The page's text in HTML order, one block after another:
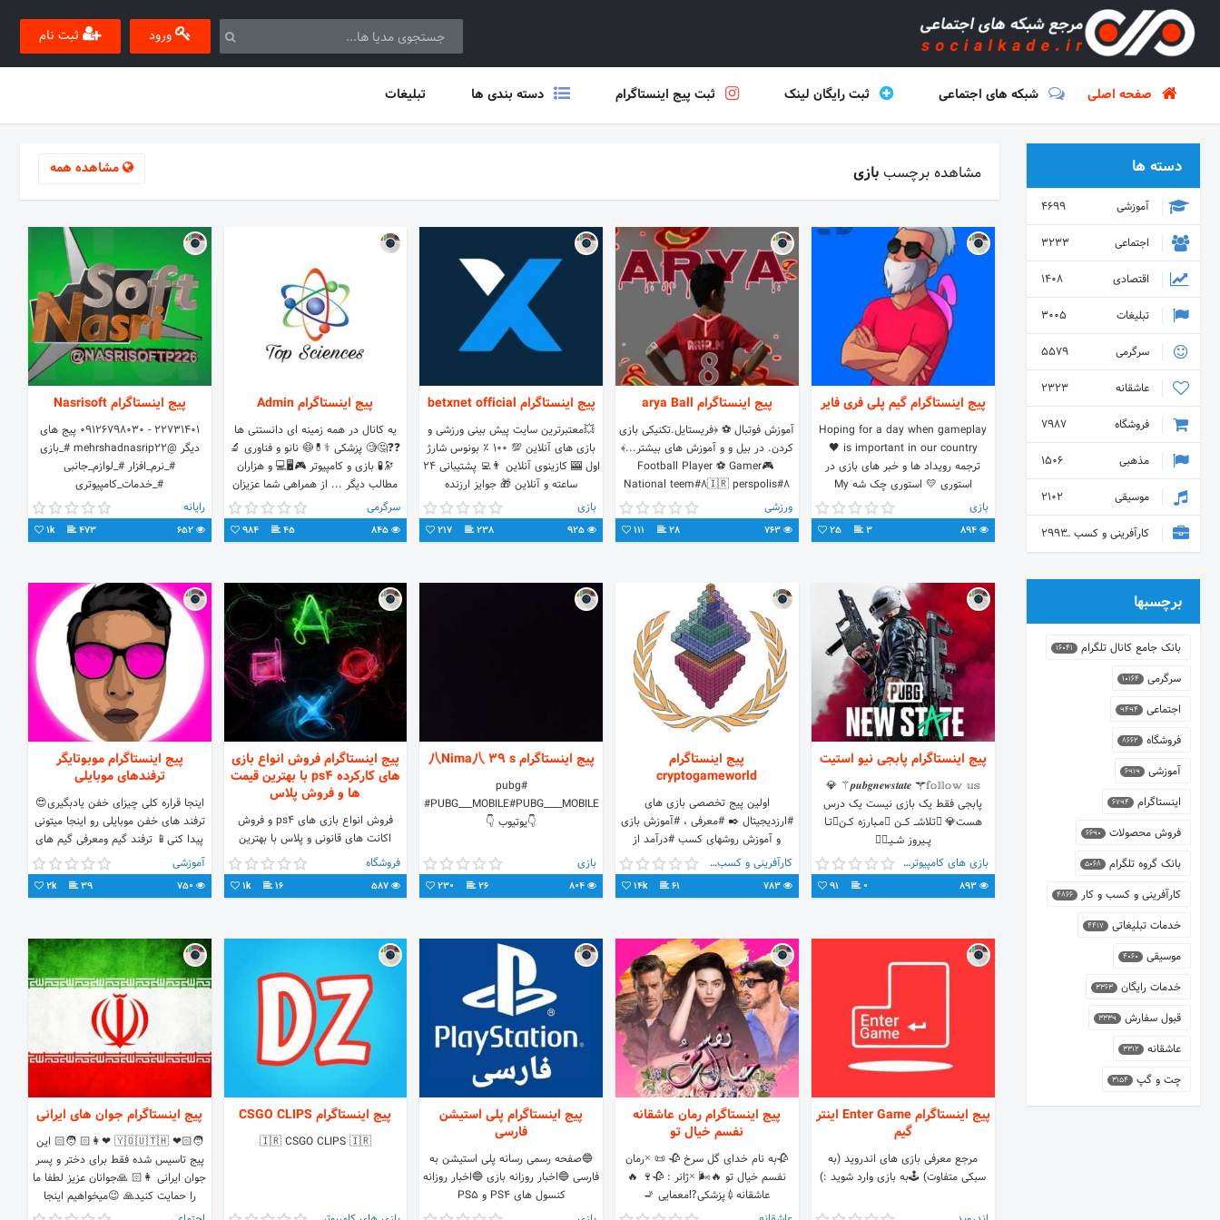
ورود ثبت نام
صفحه اصلی شبکه های اجتماعی ثبت رایگان لینک ثبت پیج اینستاگرام دسته بندی ها تبلیغات
مشاهده برچسب بازی مشاهده همه
پیج اینستاگرام گیم پلی فری فایر
Hoping for a day when gameplay
is important in our country 🖤
ترجمه رویداد ها و خبر های بازی در
استوری 💛 استوری چک شه My
YouTube👇
بازی
894
3
25
پیج اینستاگرام arya Ball
آموزش فوتبال ⚽ ﴿فریستایل.تکنیکی بازی
کردن. در بیل و و آموزش های بیشتر...﴾
Football Player ⚽ Gamer🎮 ​
National teem#8🇮🇷 perspolis#8
ورزشی
763
28
111
پیج اینستاگرام betxnet official
💥معتبرترین سایت پیش بینی ورزشی و
بازی های آنلاین 💯 ۱۰۰ ٪ بونوس شارژ
اول 🎰 کازینوی آنلاین 👨‍💻 پشتیبانی ۲۴
ساعته و آنلاین 🎁 جوایز ارزنده
بازی
925
238
217
پیج اینستاگرام Admin
یه کانال در همه زمینه ای دانستنی ها
❓❓🤔🧐 پزشکی ⚕💊😷 نانو و فناوری 🔬
🔭🧪 بازی و کامپیوتر 🎮🖥💻 و هزاران
مطالب دیگر ... از همراهی شما عزیزان
سپاسگزاریم.
سرگرمی
845
45
984
پیج اینستاگرام Nasrisoft
22731401 - 09126798030 پیج های
دیگر @mehrshadnasrip22 #_بازی
#_نرم_افزار #_لوازم_جانبی
#_خدمات_کامپیوتری
رایانه
652
473
1k
پیج اینستاگرام پابجی نیو استیت
𝒑𝒖𝒃𝒈𝒏𝒆𝒘𝒔𝒕𝒂𝒕𝒆 ⚚𝕗𝕠𝕝𝕝𝕠𝕨 𝕦𝕤⚚ 💎
پابجی فقط یک بازی نیست یک درس
هست💎 ⃤تـلاشـــ کـــن ␥مــبارزه کــن␥تــا
پـــیروز شـــیـــ⃤
بازی های کامپیوتری
893
0
91
پیج اینستاگرام
cryptogameworld
اولین پیج تخصصی بازی های
#ارزدیجیتال ✒️ #معرفی ، #آموزش بازی
و آموزش روشهای کسب #درآمد از
بازیهای #رمزارزی 🕹 #cryptogame
‎#بازی_ارز_دیجیتال
کارآفرینی و کسب و کار
783
61
14k
پیج اینستاگرام 八Nima八 39 s
#pubg
#PUBG___MOBILE#PUBG____MOBILE
👇یوتیوب 👇
بازی
804
26
230
پیج اینستاگرام فروش انواع بازی
های کارکرده ps4 با بهترین قیمت
ها و فروش پلاس
فروش انواع بازی های ps4 و فروش
اکانت های قانونی و پلاس با بهترین
قیمت ها
فروشگاه
587
16
1k
پیج اینستاگرام موبوتایگر
ترفندهای موبایلی
اینجا قراره کلی چیزای خفن یادبگیری😍
ترفند های خفن موبایلی رو اینجا میتونی
پیدا کنی📱 ترفند گیم ومعرفی گیم های
موبایلی 🎮 بافالو کردن به جمع ما بپیوند
👌🏻♥
آموزشی
750
39
2k
پیج اینستاگرام Enter Game اینتر
گیم
مرجع معرفی بازی های اندروید (به
سبکی متفاوت) 🕹به بازی وارد شوید :)
پیج اینستاگرام رمان عاشقانه
نفسم خیال تو
🥀به نام خدای گل سرخ 🥀 📜 ×رمان
نفسم خیال تو 🔥🌬 ×ژانر : 🥀🍷 🔥
عاشقانه💉پزشکی⁉️معمایی 🚬
مافیایی🔻مثلث عشقی🔺️ °•❀•°°•❀•°
پیج اینستاگرام پلی استیشن
فارسی
🔵صفحه رسمی رسانه پلی استیشن به
فارسی 🔵اخبار روزانه بازی 🔵اخبار روزانه
کنسول های PS4 و PS5
پیج اینستاگرام CSGO CLIPS
🇮🇷 CSGO CLIPS 🇮🇷
پیج اینستاگرام جوان های ایرانی
🧑🏻❤ 🇾​🇴​🇺​🇹​🇭​ ❤👩🏻 🧑🏻 این
پیج تاسیس شده فقط برای دختر و پسر
جوان ایرانی 👩🏻 🙏جوانان عزیز لطفا ما
را حمایت کنید🙏 😉میخواهیم اینجا
دورهم بترکونیم😉
دسته ها
آموزشی
4699
اجتماعی
3233
اقتصادی
1408
تبلیغات
3005
سرگرمی
5579
عاشقانه
2323
فروشگاه
7987
مذهبی
1506
موسیقی
2102
کارآفرینی و کسب و کار 2993
برچسبها
بانک جامع کانال تلگرام 16041
سرگرمی 10164
اجتماعی 9494
فروشگاه 8662
آموزشی 6919
اینستاگرام 6794
فروش محصولات 6690
بانک گروه تلگرام 5068
کارآفرینی و کسب و کار 4866
خدمات تبلیغاتی 4417
موسیقی 4060
خدمات رایگان 3363
قبول سفارش 3339
عاشقانه 3312
چت و گپ 3154